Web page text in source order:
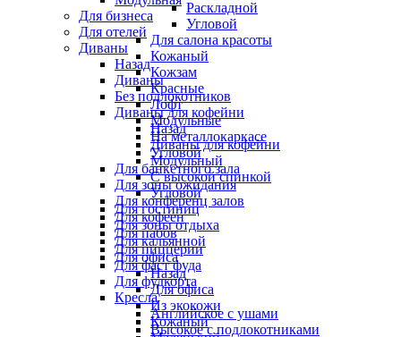
Раскладной
Угловой
Для салона красоты
Кожаный
Кожзам
Красные
Лофт
Модульные
На металлокаркасе
Угловой
Для банкетного зала
Для зоны ожидания
Для конференц залов
Для кофеен
Для пабов
Для пиццерии
Для фаст фуда
Для фудкорта
Кресла
Английское с ушами
Высокое с подлокотниками
Для бизнеса
Для отелей
Диваны
Назад
Диваны
Без подлокотников
Диваны для кофейни
Назад
Диваны для кофейни
Модульный
С высокой спинкой
Угловой
Для гостиниц
Для зоны отдыха
Для кальянной
Для офиса
Назад
Для офиса
Из экокожи
Кожаный